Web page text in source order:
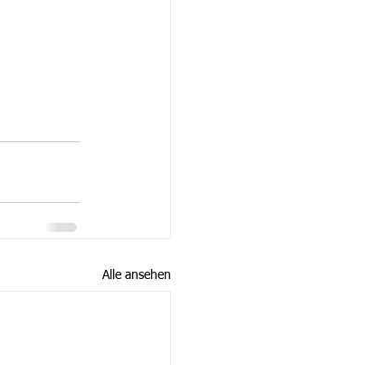
Alle ansehen